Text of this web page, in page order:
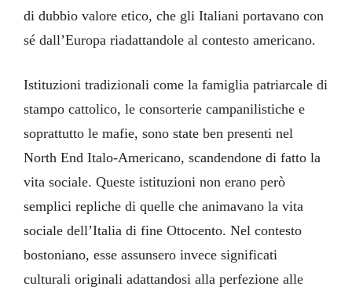
di dubbio valore etico, che gli Italiani portavano con
sé dall’Europa riadattandole al contesto americano.
Istituzioni tradizionali come la famiglia patriarcale di
stampo cattolico, le consorterie campanilistiche e
soprattutto le mafie, sono state ben presenti nel
North End Italo-Americano, scandendone di fatto la
vita sociale. Queste istituzioni non erano però
semplici repliche di quelle che animavano la vita
sociale dell’Italia di fine Ottocento. Nel contesto
bostoniano, esse assunsero invece significati
culturali originali adattandosi alla perfezione alle